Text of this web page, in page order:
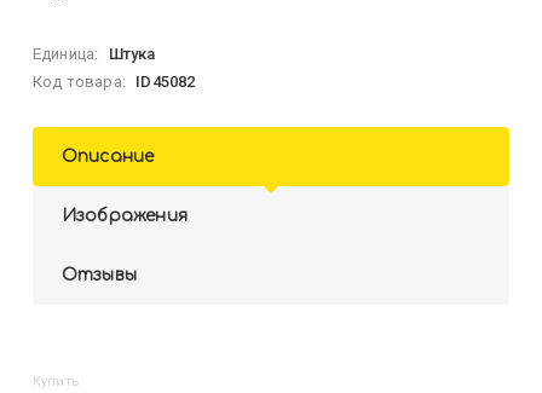
Единица:
Штука
Код товара:
ID45082
Описание
Изображения
Отзывы
Купить